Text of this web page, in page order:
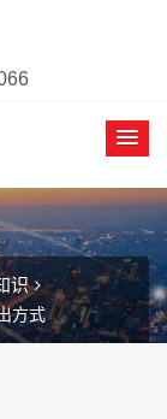
识
方式